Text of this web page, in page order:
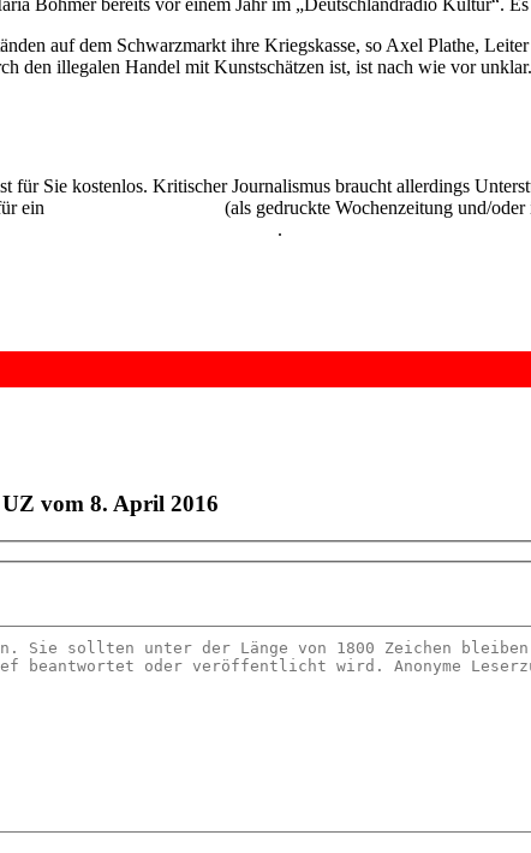
Böhmer bereits vor einem Jahr im „Deutschlandradio Kultur“.
auf dem Schwarzmarkt ihre Kriegskasse, so Axel Plathe,
den illegalen Handel mit Kunstschätzen ist, ist nach wie vor unklar.
für Sie kostenlos. Kritischer Journalismus braucht allerdings
ein
(als gedruckte Wochenzeitung und/
.
vom 8. April 2016